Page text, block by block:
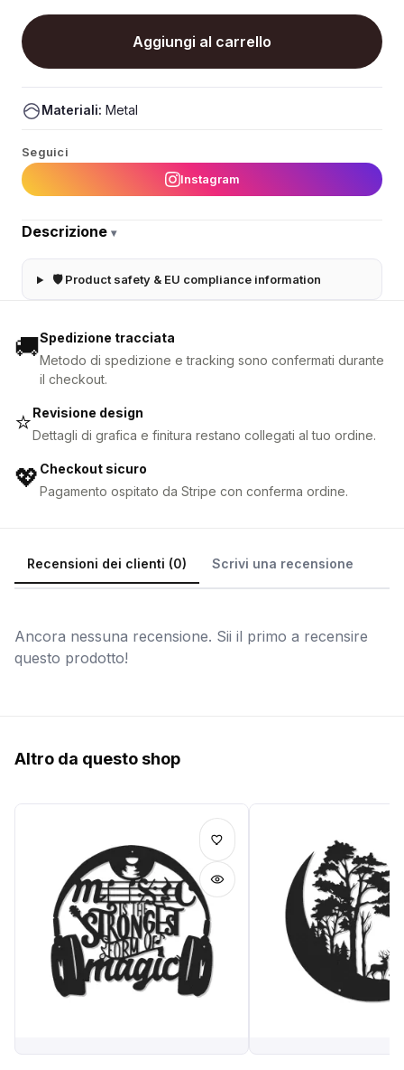
Aggiungi al carrello
Materiali: Metal
Seguici
Instagram
Descrizione ▾
🛡 Product safety & EU compliance information
🚚Spedizione tracciata
Metodo di spedizione e tracking sono confermati durante
il checkout.
⭐Revisione design
Dettagli di grafica e finitura restano collegati al tuo ordine.
💖 Checkout sicuro
Pagamento ospitato da Stripe con conferma ordine.
Recensioni dei clienti (0) Scrivi una recensione
Ancora nessuna recensione. Sii il primo a recensire
questo prodotto!
Altro da questo shop